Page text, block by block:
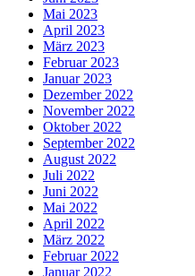
Mai 2023
April 2023
März 2023
Februar 2023
Januar 2023
Dezember 2022
November 2022
Oktober 2022
September 2022
August 2022
Juli 2022
Juni 2022
Mai 2022
April 2022
März 2022
Februar 2022
Januar 2022